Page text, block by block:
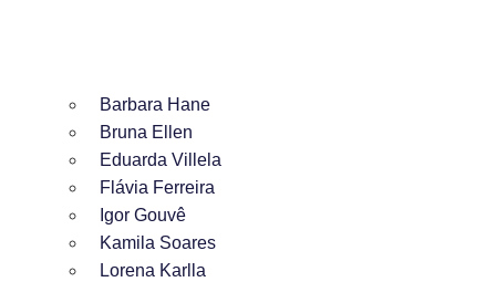
Barbara Hane
Bruna Ellen
Eduarda Villela
Flávia Ferreira
Igor Gouvê
Kamila Soares
Lorena Karlla